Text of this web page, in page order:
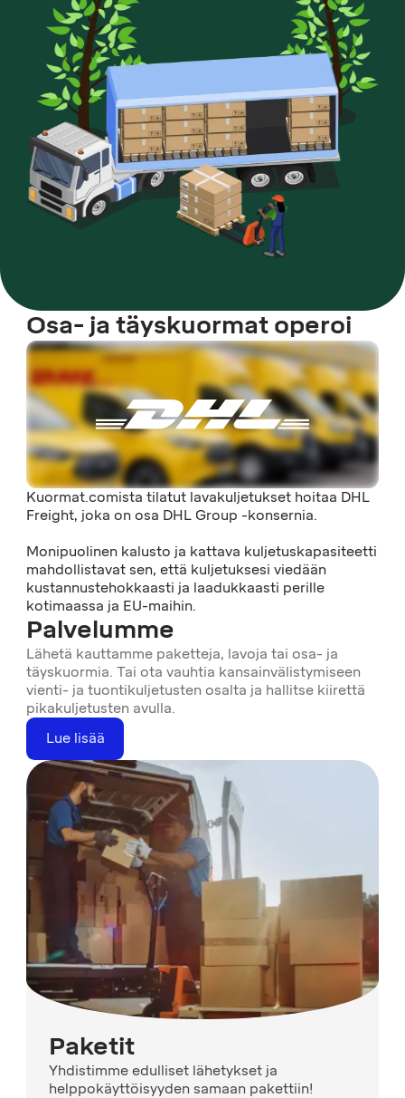
Osa- ja täyskuormat operoi
Kuormat.comista tilatut lavakuljetukset hoitaa DHL
Freight, joka on osa DHL Group -konsernia.
Monipuolinen kalusto ja kattava kuljetuskapasiteetti
mahdollistavat sen, että kuljetuksesi viedään
kustannustehokkaasti ja laadukkaasti perille
kotimaassa ja EU-maihin.
Palvelumme
Lähetä kauttamme paketteja, lavoja tai osa- ja
täyskuormia. Tai ota vauhtia kansainvälistymiseen
vienti- ja tuontikuljetusten osalta ja hallitse kiirettä
pikakuljetusten avulla.
Lue lisää
Paketit
Yhdistimme edulliset lähetykset ja
helppokäyttöisyyden samaan pakettiin!